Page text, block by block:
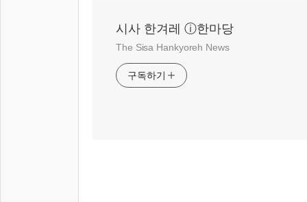
시사 한겨레 ⓘ한마당
The Sisa Hankyoreh News
구독하기